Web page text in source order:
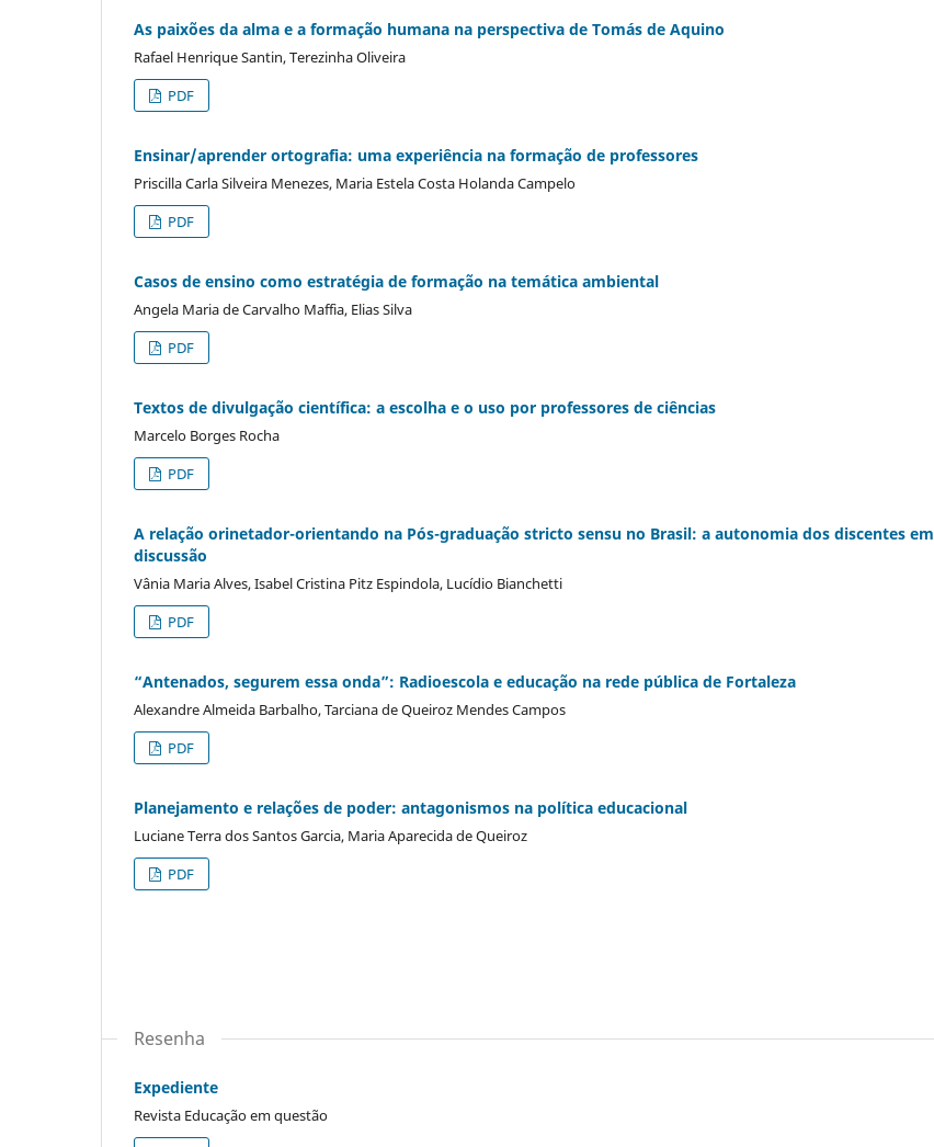
As paixões da alma e a formação humana na perspectiva de Tomás de Aquino
Rafael Henrique Santin, Terezinha Oliveira
PDF
Ensinar/aprender ortografia: uma experiência na formação de professores
Priscilla Carla Silveira Menezes, Maria Estela Costa Holanda Campelo
PDF
Casos de ensino como estratégia de formação na temática ambiental
Angela Maria de Carvalho Maffia, Elias Silva
PDF
Textos de divulgação científica: a escolha e o uso por professores de ciências
Marcelo Borges Rocha
PDF
A relação orinetador-orientando na Pós-graduação stricto sensu no Brasil: a autonomia dos discentes em
discussão
Vânia Maria Alves, Isabel Cristina Pitz Espindola, Lucídio Bianchetti
PDF
“Antenados, segurem essa onda”: Radioescola e educação na rede pública de Fortaleza
Alexandre Almeida Barbalho, Tarciana de Queiroz Mendes Campos
PDF
Planejamento e relações de poder: antagonismos na política educacional
Luciane Terra dos Santos Garcia, Maria Aparecida de Queiroz
PDF
Resenha
Expediente
Revista Educação em questão